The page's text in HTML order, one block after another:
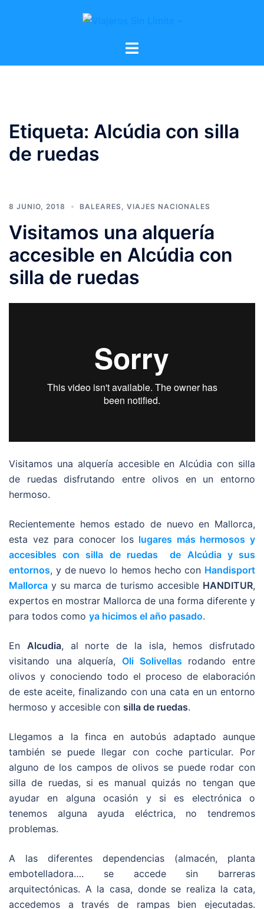
Etiqueta: Alcúdia con silla
de ruedas
8 JUNIO, 2018 BALEARES VIAJES NACIONALES
Visitamos una alquería
accesible en Alcúdia con
silla de ruedas
Visitamos una alquería accesible en Alcúdia con silla
de ruedas disfrutando entre olivos en un entorno
hermoso.
Recientemente hemos estado de nuevo en Mallorca,
esta vez para conocer los lugares más hermosos y
accesibles con silla de ruedas de Alcúdia y sus
entornos, y de nuevo lo hemos hecho con Handisport
Mallorca y su marca de turismo accesible HANDITUR,
expertos en mostrar Mallorca de una forma diferente y
para todos como ya hicimos el año pasado.
En Alcudia, al norte de la isla, hemos disfrutado
visitando una alquería, Oli Solivellas rodando entre
olivos y conociendo todo el proceso de elaboración
de este aceite, finalizando con una cata en un entorno
hermoso y accesible con silla de ruedas.
Llegamos a la finca en autobús adaptado aunque
también se puede llegar con coche particular. Por
alguno de los campos de olivos se puede rodar con
silla de ruedas, si es manual quizás no tengan que
ayudar en alguna ocasión y si es electrónica o
tenemos alguna ayuda eléctrica, no tendremos
problemas.
A las diferentes dependencias (almacén, planta
embotelladora…. se accede sin barreras
arquitectónicas. A la casa, donde se realiza la cata,
accedemos a través de rampas bien ejecutadas.